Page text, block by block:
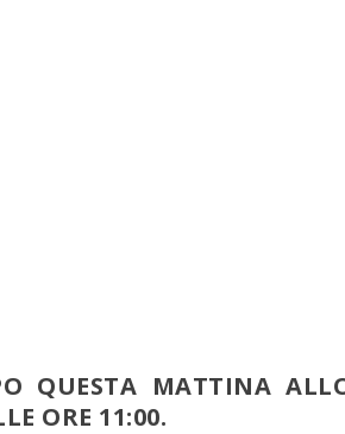
QUESTA MATTINA
ORE 11:00.